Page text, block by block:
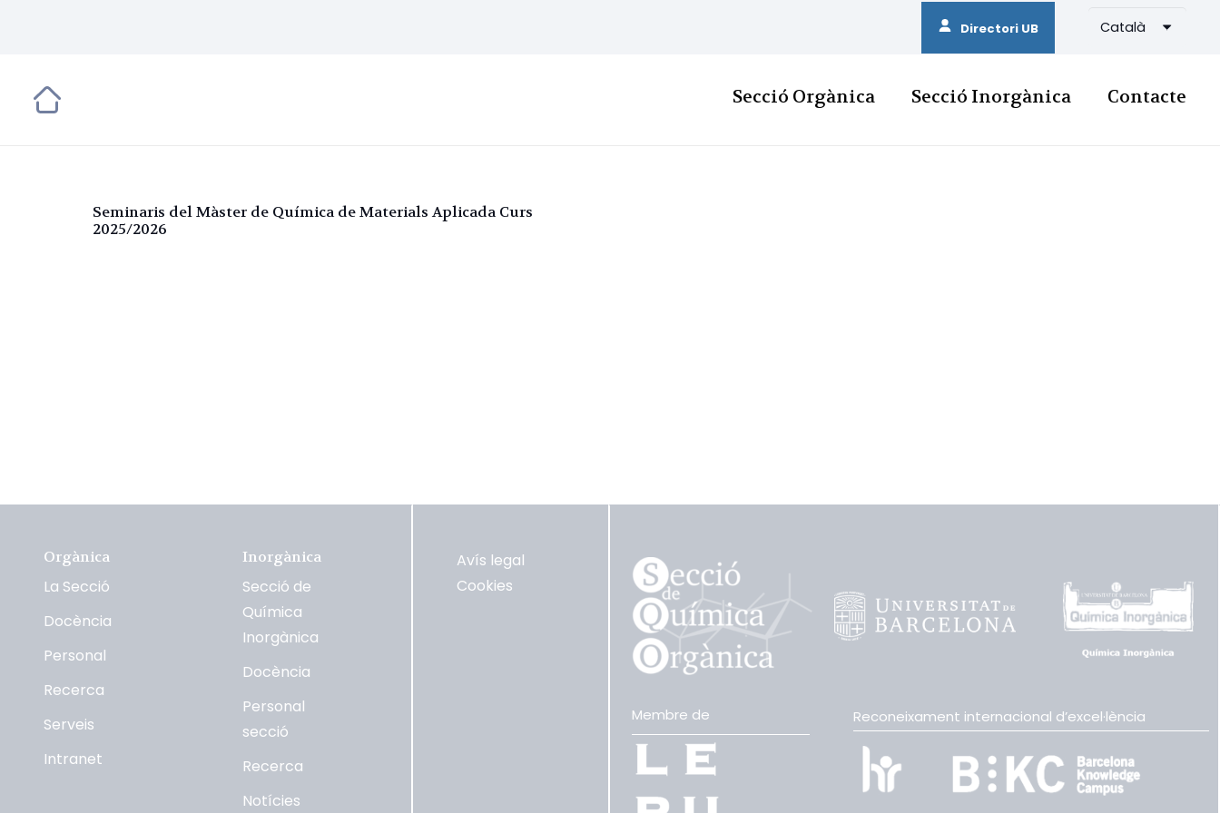
Directori UB Català
Secció Orgànica Secció Inorgànica Contacte
Seminaris del Màster de Química de Materials Aplicada Curs
2025/2026
Orgànica
La Secció
Docència
Personal
Recerca
Serveis
Intranet
Inorgànica
Secció de
Química
Inorgànica
Docència
Personal
secció
Recerca
Notícies
Avís legal
Cookies
Membre de Reconeixament internacional d’excel·lència